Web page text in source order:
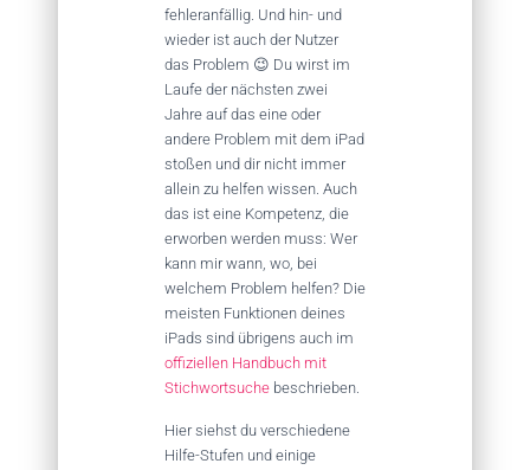
fehleranfällig. Und hin- und
wieder ist auch der Nutzer
das Problem 😉 Du wirst im
Laufe der nächsten zwei
Jahre auf das eine oder
andere Problem mit dem iPad
stoßen und dir nicht immer
allein zu helfen wissen. Auch
das ist eine Kompetenz, die
erworben werden muss: Wer
kann mir wann, wo, bei
welchem Problem helfen? Die
meisten Funktionen deines
iPads sind übrigens auch im
offiziellen Handbuch mit
Stichwortsuche beschrieben.
Hier siehst du verschiedene
Hilfe-Stufen und einige